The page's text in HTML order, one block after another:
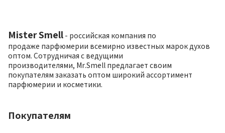
Mister Smell - российская компания по
продаже парфюмерии всемирно известных марок духов
оптом. Сотрудничая с ведущими
производителями, Mr.Smell предлагает своим
покупателям заказать оптом широкий ассортимент
парфюмерии и косметики.
Покупателям